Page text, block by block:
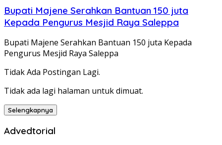
Bupati Majene Serahkan Bantuan 150 juta
Kepada Pengurus Mesjid Raya Saleppa
Bupati Majene Serahkan Bantuan 150 juta Kepada
Pengurus Mesjid Raya Saleppa
Tidak Ada Postingan Lagi.
Tidak ada lagi halaman untuk dimuat.
Selengkapnya
Advedtorial